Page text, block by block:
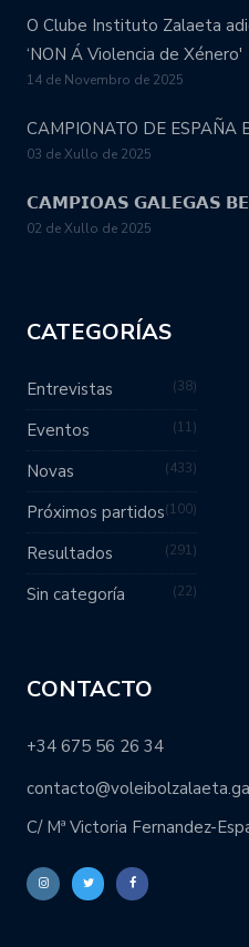
O Clube Instituto Zalaeta
‘NON Á Violencia de Xénero'
14 de Novembro de 2025
CAMPIONATO DE ESPAÑA
03 de Xullo de 2025
𝗖𝗔𝗠𝗣𝗜𝗢𝗔𝗦 𝗚𝗔𝗟𝗘𝗚𝗔𝗦
02 de Xullo de 2025
CATEGORÍAS
Entrevistas 38
Eventos 11
Novas 433
Próximos partidos 100
Resultados 291
Sin categoría 22
CONTACTO
+34 675 56 26 34
C/ Mª Victoria Fernandez-